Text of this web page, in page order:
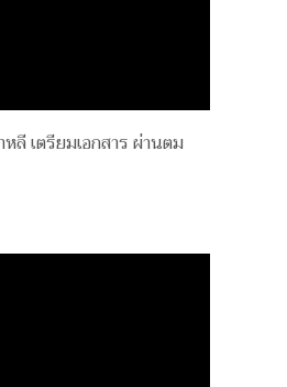
ลี เตรียมเอกสาร ผ่านตม